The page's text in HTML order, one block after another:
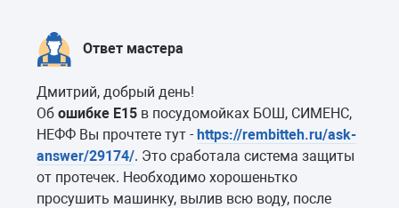
Ответ мастера
Дмитрий, добрый день!
Об ошибке E15 в посудомойках БОШ, СИМЕНС,
НЕФФ Вы прочтете тут - https://rembitteh.ru/ask-
answer/29174/. Это сработала система защиты
от протечек. Необходимо хорошеньтко
просушить машинку, вылив всю воду, после